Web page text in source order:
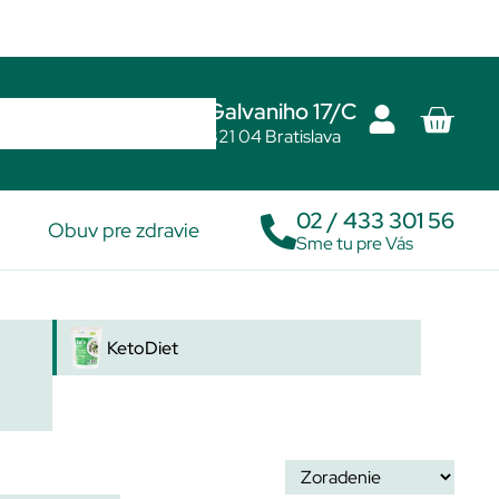
Galvaniho 17/C
821 04 Bratislava
Obuv pre zdravie 02 / 433 301 56
Sme tu pre Vás
KetoDiet